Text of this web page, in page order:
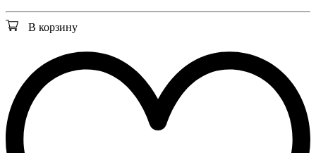
В корзину